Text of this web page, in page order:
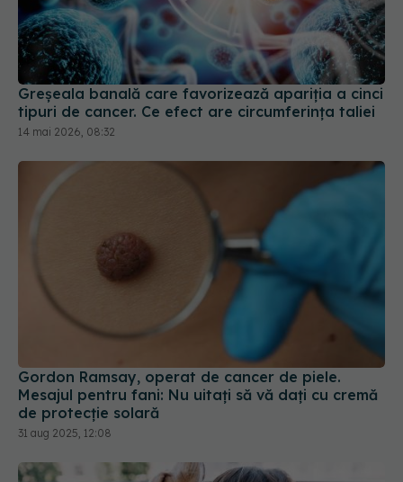
Greșeala banală care favorizează apariția a cinci
tipuri de cancer. Ce efect are circumferința taliei
14 mai 2026, 08:32
Gordon Ramsay, operat de cancer de piele.
Mesajul pentru fani: Nu uitaţi să vă daţi cu cremă
31 aug 2025, 12:08